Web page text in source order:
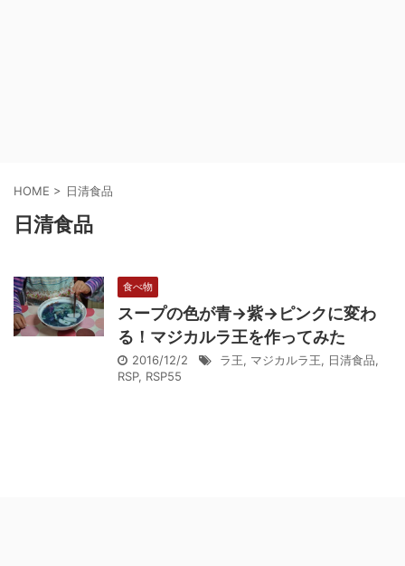
HOME > 日清食品
日清食品
食べ物
スープの色が青→紫→ピンクに変わ
る！マジカルラ王を作ってみた
2016/12/2 ラ王, マジカルラ王, 日清食品,
RSP, RSP55